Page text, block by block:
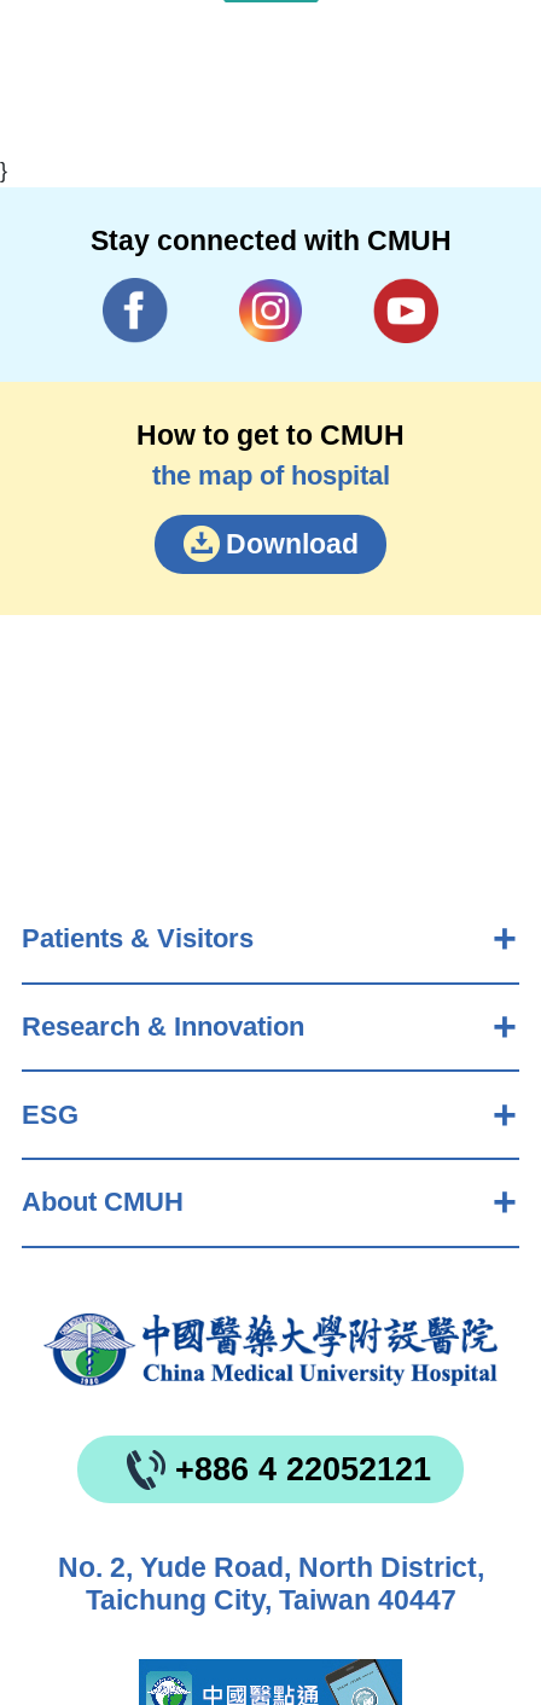
}
Stay connected with CMUH
How to get to CMUH
the map of hospital
Download
Patients & Visitors
Research & Innovation
ESG
About CMUH
+886 4 22052121
No. 2, Yude Road, North District,
Taichung City, Taiwan 40447